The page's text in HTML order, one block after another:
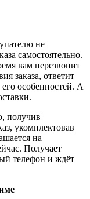
не
самостоятельно.
вам перезвонит
заказа, ответит
особенностей. А
получив
укомплектовав
на
Получает
телефон и ждёт